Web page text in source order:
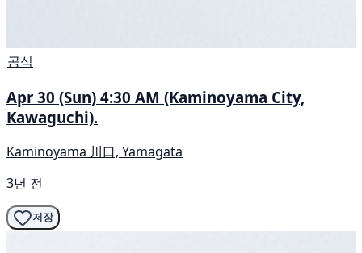
공식
Apr 30 (Sun) 4:30 AM (Kaminoyama City,
Kawaguchi).
Kaminoyama 川口, Yamagata
3년 전
저장